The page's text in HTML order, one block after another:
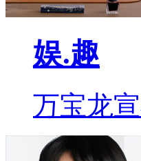
娱.趣
万宝龙